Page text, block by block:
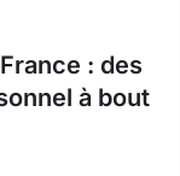
: des
à bout